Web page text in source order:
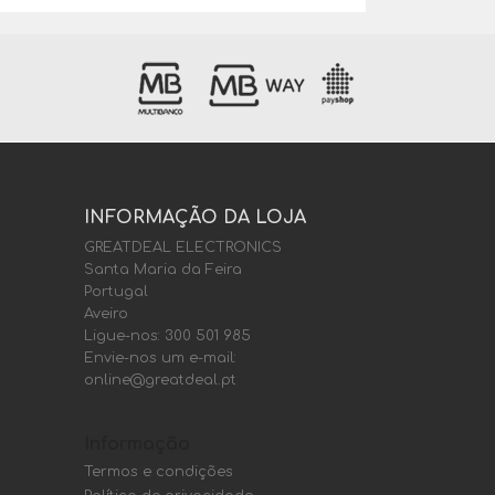
INFORMAÇÃO DA LOJA
GREATDEAL ELECTRONICS
Santa Maria da Feira
Portugal
Aveiro
Ligue-nos: 300 501 985
Envie-nos um e-mail:
online@greatdeal.pt
Termos e condições